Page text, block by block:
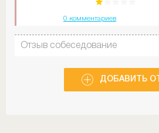
повезло) бывает и по
директора сэкономить ,
Садовников(длинный)-
при общении не
Работников в хуй не
6-ти дневку. Работают с
прокормить семью!
0 комментариев
Отзыв собеседование
ДОБАВИТЬ